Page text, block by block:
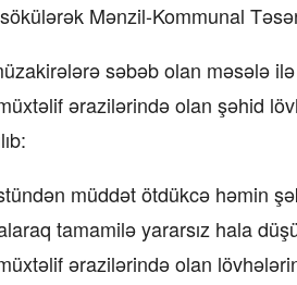
Mənzil-Kommunal
səbəb olan məsələ
ərazilərində olan şəhid
müddət ötdükcə həmin
tamamilə yararsız hala
ərazilərində olan lövhələrin